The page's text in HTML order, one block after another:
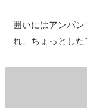
囲いにはアンパ
れ、ちょっとした